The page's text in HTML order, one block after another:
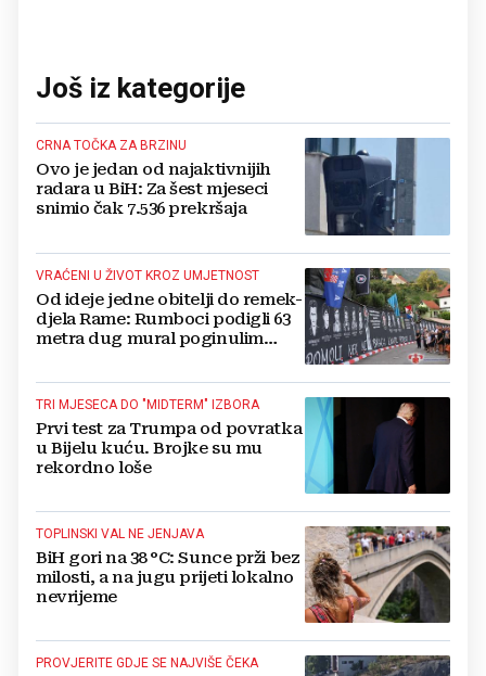
Još iz kategorije
CRNA TOČKA ZA BRZINU
Ovo je jedan od najaktivnijih
radara u BiH: Za šest mjeseci
snimio čak 7.536 prekršaja
VRAĆENI U ŽIVOT KROZ UMJETNOST
Od ideje jedne obitelji do remek-
djela Rame: Rumboci podigli 63
metra dug mural poginulim
TRI MJESECA DO "MIDTERM" IZBORA
Prvi test za Trumpa od povratka
u Bijelu kuću. Brojke su mu
rekordno loše
TOPLINSKI VAL NE JENJAVA
BiH gori na 38 °C: Sunce prži bez
milosti, a na jugu prijeti lokalno
nevrijeme
PROVJERITE GDJE SE NAJVIŠE ČEKA